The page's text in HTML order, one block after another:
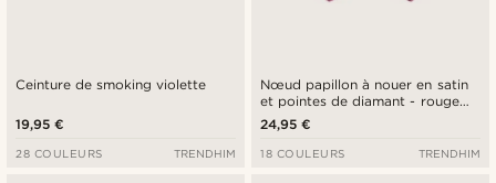
Ceinture de smoking violette
19,95 €
28 COULEURS TRENDHIM
Nœud papillon à nouer en satin
et pointes de diamant - rouge
écarlate
24,95 €
18 COULEURS TRENDHIM